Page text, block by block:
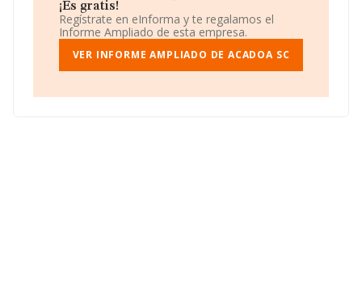
¡Es gratis!
Regístrate en eInforma y te regalamos el
Informe Ampliado de esta empresa.
VER INFORME AMPLIADO DE ACADOA SC